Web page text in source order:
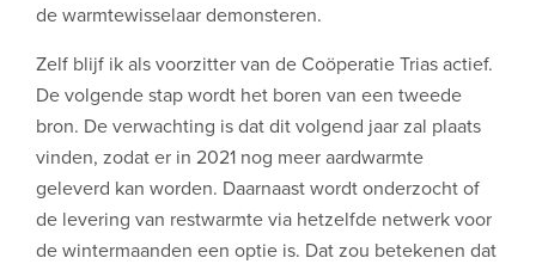
de warmtewisselaar demonsteren.
Zelf blijf ik als voorzitter van de Coöperatie Trias actief.
De volgende stap wordt het boren van een tweede
bron. De verwachting is dat dit volgend jaar zal plaats
vinden, zodat er in 2021 nog meer aardwarmte
geleverd kan worden. Daarnaast wordt onderzocht of
de levering van restwarmte via hetzelfde netwerk voor
de wintermaanden een optie is. Dat zou betekenen dat